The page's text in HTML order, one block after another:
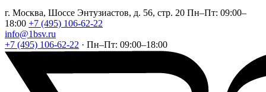
г. Москва, Шоссе Энтузиастов, д. 56, стр. 20 Пн–Пт: 09:00–
18:00 +7 (495) 106-62-22
info@1bsv.ru
+7 (495) 106-62-22 · Пн–Пт: 09:00–18:00